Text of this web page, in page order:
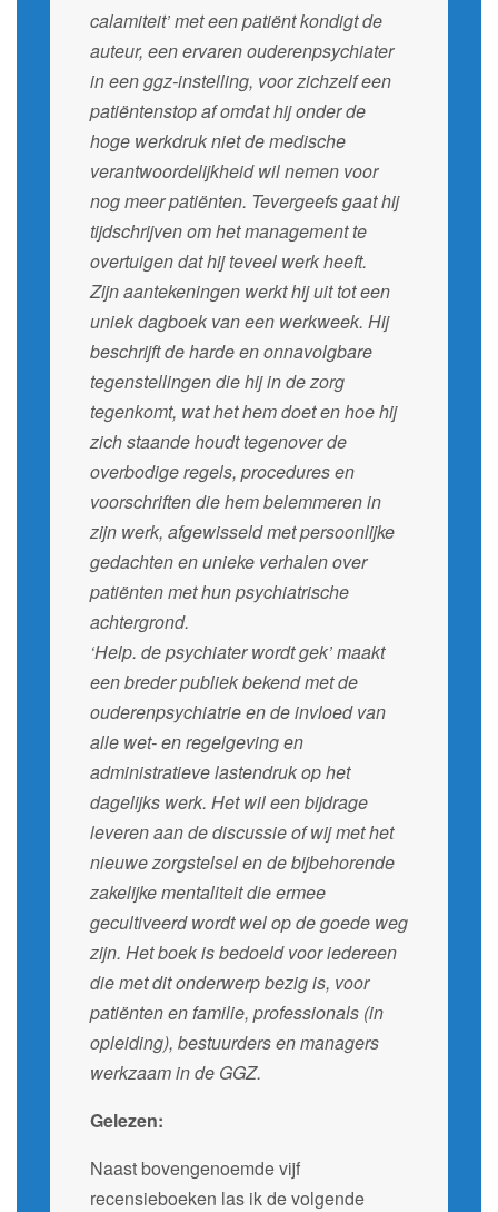
calamiteit’ met een patiënt kondigt de
auteur, een ervaren ouderenpsychiater
in een ggz-instelling, voor zichzelf een
patiëntenstop af omdat hij onder de
hoge werkdruk niet de medische
verantwoordelijkheid wil nemen voor
nog meer patiënten. Tevergeefs gaat hij
tijdschrijven om het management te
overtuigen dat hij teveel werk heeft.
Zijn aantekeningen werkt hij uit tot een
uniek dagboek van een werkweek. Hij
beschrijft de harde en onnavolgbare
tegenstellingen die hij in de zorg
tegenkomt, wat het hem doet en hoe hij
zich staande houdt tegenover de
overbodige regels, procedures en
voorschriften die hem belemmeren in
zijn werk, afgewisseld met persoonlijke
gedachten en unieke verhalen over
patiënten met hun psychiatrische
achtergrond.
‘Help. de psychiater wordt gek’ maakt
een breder publiek bekend met de
ouderenpsychiatrie en de invloed van
alle wet- en regelgeving en
administratieve lastendruk op het
dagelijks werk. Het wil een bijdrage
leveren aan de discussie of wij met het
nieuwe zorgstelsel en de bijbehorende
zakelijke mentaliteit die ermee
gecultiveerd wordt wel op de goede weg
zijn. Het boek is bedoeld voor iedereen
die met dit onderwerp bezig is, voor
patiënten en familie, professionals (in
opleiding), bestuurders en managers
werkzaam in de GGZ.
Gelezen:
Naast bovengenoemde vijf
recensieboeken las ik de volgende